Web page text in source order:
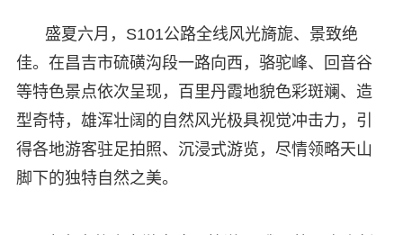
盛夏六月，S101公路全线风光旖旎、景致绝
佳。在昌吉市硫磺沟段一路向西，骆驼峰、回音谷
等特色景点依次呈现，百里丹霞地貌色彩斑斓、造
型奇特，雄浑壮阔的自然风光极具视觉冲击力，引
得各地游客驻足拍照、沉浸式游览，尽情领略天山
脚下的独特自然之美。